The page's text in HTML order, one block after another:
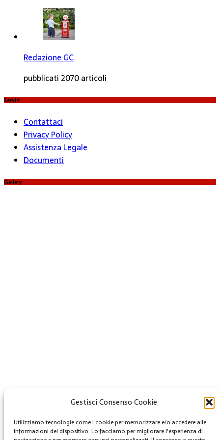
Gestisci Consenso Cookie
Utilizziamo tecnologie come i cookie per memorizzare e/o accedere alle
informazioni del dispositivo. Lo facciamo per migliorare l'esperienza di
Redazione GC
pubblicati 2070 articoli
Servizi
Contattaci
Privacy Policy
Assistenza Legale
Documenti
Gallery
Questa opera è concessa in licenza con i termini